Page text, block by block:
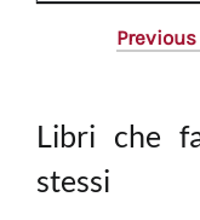
Libri che
stessi